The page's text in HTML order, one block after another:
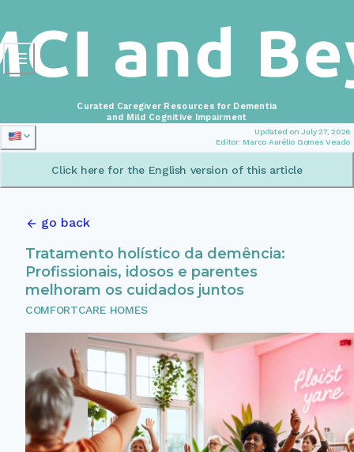
Updated on July 27, 2026
Editor: Marco Aurélio Gomes Veado
Curated Caregiver Resources for Dementia
and Mild Cognitive Impairment
Click here for the English version of this article
go back
Tratamento holístico da demência:
Profissionais, idosos e parentes
melhoram os cuidados juntos
COMFORTCARE HOMES